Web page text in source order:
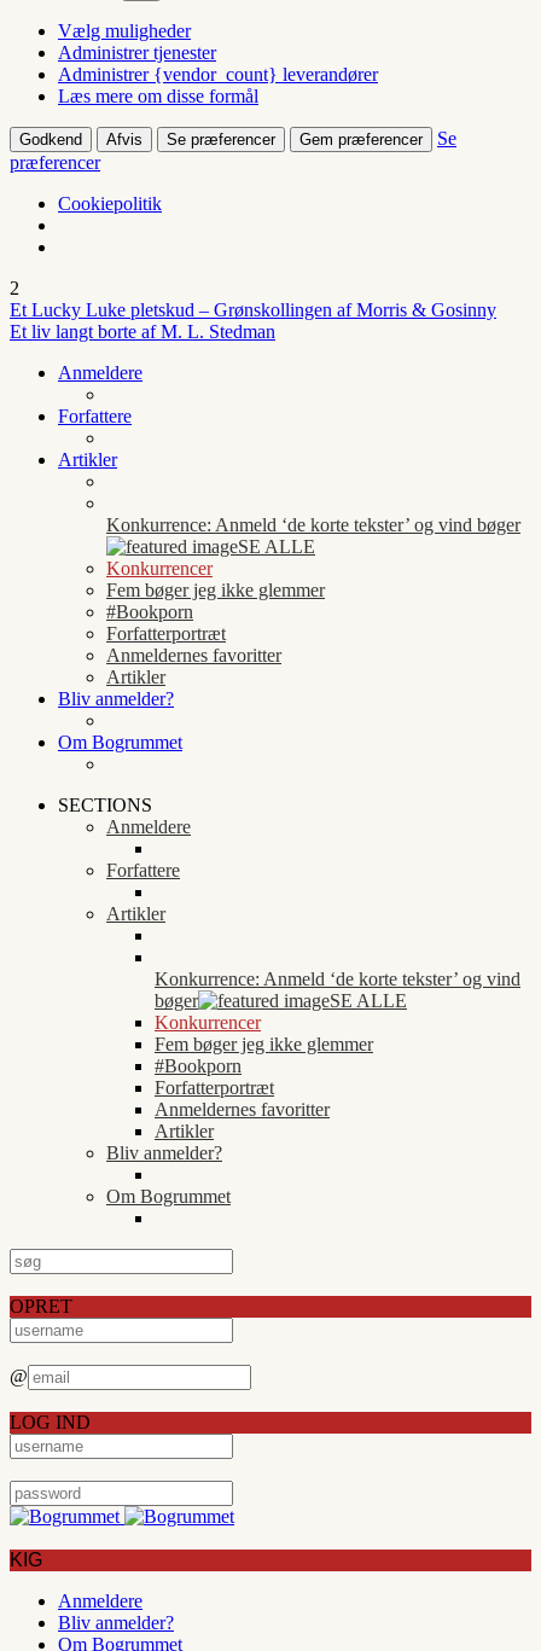
Vælg muligheder
Administrer tjenester
Administrer {vendor_count} leverandører
Læs mere om disse formål
Godkend Afvis Se præferencer Gem præferencer
Se
præferencer
Cookiepolitik
2
Et Lucky Luke pletskud – Grønskollingen af Morris & Gosinny
Et liv langt borte af M. L. Stedman
Anmeldere
Forfattere
Artikler
Konkurrence: Anmeld ‘de korte tekster’ og vind bøger
SE ALLE
Konkurrencer
Fem bøger jeg ikke glemmer
#Bookporn
Forfatterportræt
Anmeldernes favoritter
Artikler
Bliv anmelder?
Om Bogrummet
SECTIONS
Anmeldere
Forfattere
Artikler
Konkurrence: Anmeld ‘de korte tekster’ og vind
bøger
SE ALLE
Konkurrencer
Fem bøger jeg ikke glemmer
#Bookporn
Forfatterportræt
Anmeldernes favoritter
Artikler
Bliv anmelder?
Om Bogrummet
OPRET
@
LOG IND
KIG
Anmeldere
Bliv anmelder?
Om Bogrummet